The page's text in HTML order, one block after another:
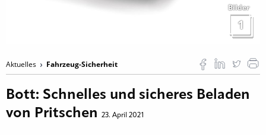
Bilder
1
Aktuelles Fahrzeug-Sicherheit
Bott: Schnelles und sicheres Beladen
von Pritschen
23. April 2021